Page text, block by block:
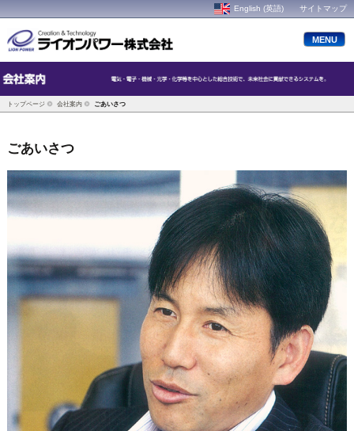
English (英語) サイトマップ
MENU
トップページ 会社案内 ごあいさつ
ごあいさつ